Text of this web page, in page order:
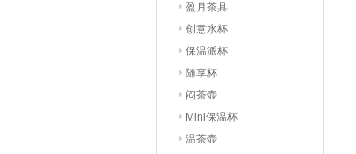
盈月茶具
创意水杯
保温派杯
随享杯
闷茶壶
Mini保温杯
温茶壶